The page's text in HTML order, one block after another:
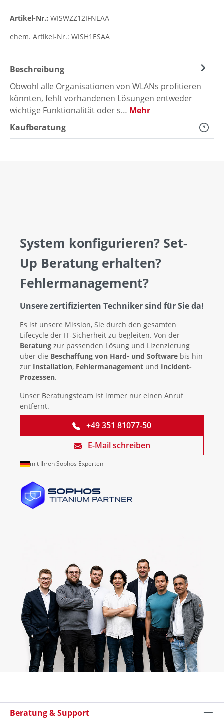
Artikel-Nr.: WISWZZ12IFNEAA
ehem. Artikel-Nr.: WISH1ESAA
Beschreibung
Obwohl alle Organisationen von WLANs profitieren
könnten, fehlt vorhandenen Lösungen entweder
wichtige Funktionalität oder s… Mehr
Kaufberatung
System konfigurieren? Set-
Up Beratung erhalten?
Fehlermanagement?
Unsere zertifizierten Techniker sind für Sie da!
Es ist unsere Mission, Sie durch den gesamten
Lifecycle der IT-Sicherheit zu begleiten. Von der
Beratung zur passenden Lösung und Lizenzierung
über die Beschaffung von Hard- und Software bis hin
zur Installation, Fehlermanagement und Incident-
Prozessen.
Unser Beratungsteam ist immer nur einen Anruf
entfernt.
+49 351 81077-50
E-Mail schreiben
mit Ihren Sophos Experten
Beratung & Support